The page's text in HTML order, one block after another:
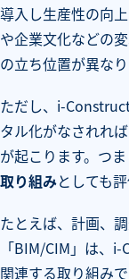
導入し生産性の向
や企業文化などの
の立ち位置が異なり
ただし、i-
タル化がなされれ
が起こります。つま
取り組みとしても
たとえば、計画、
「BIM/CIM」は、
関連する取り組み